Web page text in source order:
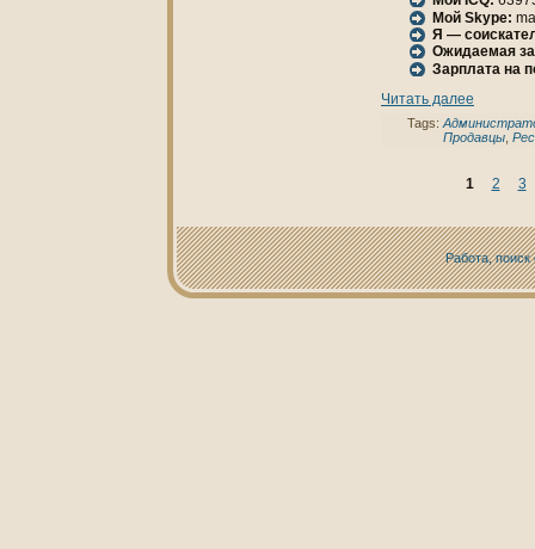
Мой Skype:
Я —
Ожидаемая
Зарплата нa
Читать далее
Tags:
Продавцы,
1 2 3
Работа, поиск